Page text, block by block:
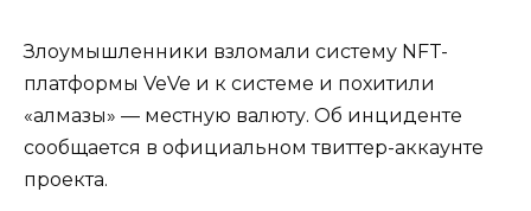
Злоумышленники взломали систему NFT-
платформы VeVe и к системе и похитили
«алмазы» — местную валюту. Об инциденте
сообщается в официальном твиттер-аккаунте
проекта.